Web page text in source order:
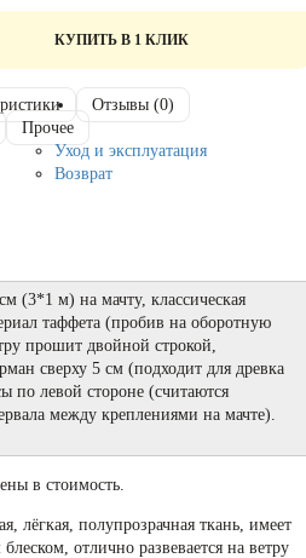
КУПИТЬ В 1 КЛИК
Отзывы (0)
Прочее
Уход и эксплуатация
Возврат
(3*1 м) на мачту, классическая
таффета (пробив на оборотную
прошит двойной строкой,
сверху 5 см (подходит для древка
по левой стороне (считаются
между креплениями на мачте).
в стоимость.
лёгкая, полупрозрачная ткань, имеет
отлично развевается на ветру